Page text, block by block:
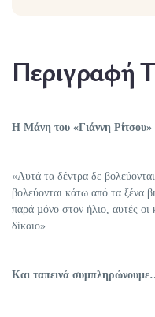
Περιγραφή
Η Μάνη του «Γιάννη Ρίτσου»
«Αυτά τα δέντρα δε
βολεύονται κάτω από τα ξένα
παρά µόνο στον ήλιο, αυτές οι
δίκαιο».
Και ταπεινά